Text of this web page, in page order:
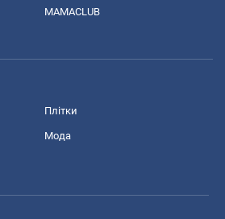
MAMACLUB
Плітки
Мода